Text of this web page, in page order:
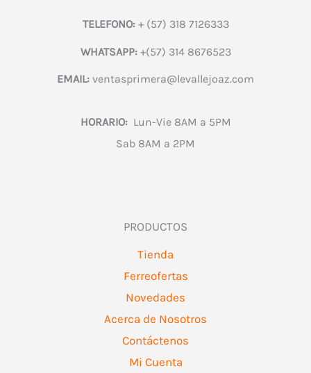
TELEFONO:+ (57) 318 7126333
WHATSAPP:+(57) 314 8676523
EMAIL: ventasprimera@levallejoaz.com
HORARIO:Lun-Vie 8AM a 5PM
Sab 8AM a 2PM
PRODUCTOS
Tienda
Ferreofertas
Novedades
Acerca de Nosotros
Contáctenos
Mi Cuenta